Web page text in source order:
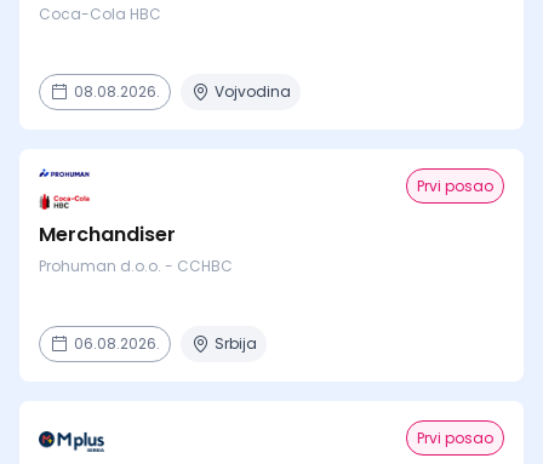
Coca-Cola HBC
08.08.2026. Vojvodina
Prvi posao
Merchandiser
Prohuman d.o.o. - CCHBC
06.08.2026. Srbija
Prvi posao